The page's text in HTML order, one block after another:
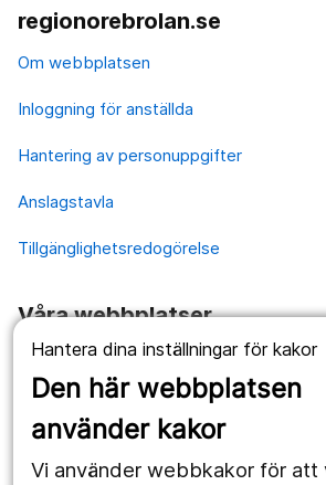
Hantera dina inställningar för kakor
Den här webbplatsen
använder kakor
Vi använder webbkakor för att
regionorebrolan.se
Om webbplatsen
Inloggning för anställda
Hantering av personuppgifter
Anslagstavla
Tillgänglighetsredogörelse
Våra webbplatser
1177.se
Länstrafiken